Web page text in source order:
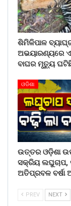
ଶିମିଳିପାଳ
ଅଭୟାରଣ୍ୟରେ
ବାଘର ମୃତ୍ୟୁ
ଓଡିଶା
ଉତ୍ତର ଓଡ଼ିଶା
ସକ୍ରିୟ ଲଘୁଚାପ,
ଅତିପ୍ରବଳ ବର୍ଷା
PREV NEXT